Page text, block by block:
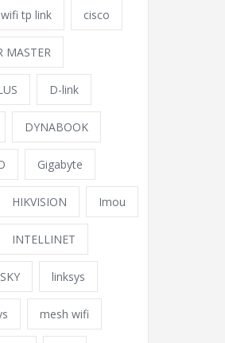
tp link cisco
MASTER
D-link
DYNABOOK
Gigabyte
HIKVISION Imou
INTELLINET
linksys
mesh wifi